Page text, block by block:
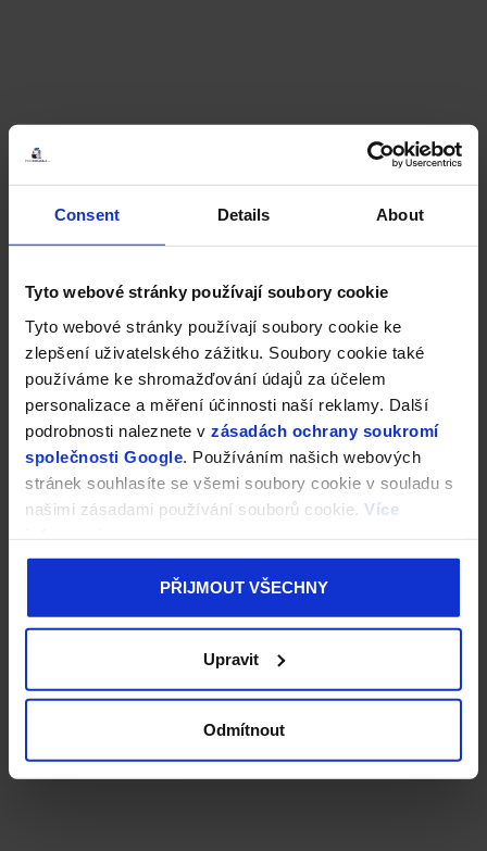
Consent Details About
Tyto webové stránky používají soubory cookie
Tyto webové stránky používají soubory cookie ke
zlepšení uživatelského zážitku. Soubory cookie také
používáme ke shromažďování údajů za účelem
personalizace a měření účinnosti naší reklamy. Další
podrobnosti naleznete v zásadách ochrany soukromí
společnosti Google . Používáním našich webových
stránek souhlasíte se všemi soubory cookie v souladu s
našimi zásadami používání souborů cookie. Více
PŘIJMOUT VŠECHNY
Upravit
Odmítnout